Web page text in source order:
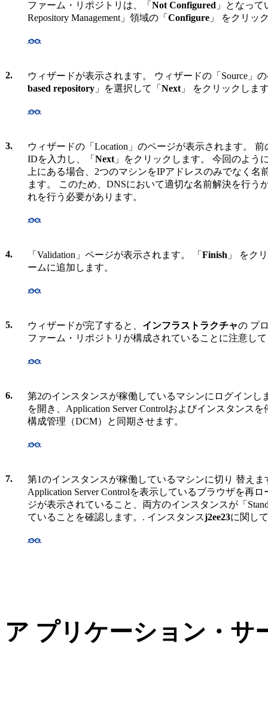
ファーム・リポジトリは、「 Not Configured 」となって
Repository Management」領域の「 Configure 」 をクリッ
2.
ウィザードが表示されます。 ウィザードの「Source」
based repository 」を選択して「 Next 」 をクリックしま
3.
ウィザードの「Location」のページが表示されます。
IDを入力し、「 Next 」をクリックします。 今回のよう
上にある場合、2つのマシンをIPアドレスのみでなく名
ます。 このため、DNSにおいて適切な名前解決を行う
れを行う必要があります。
4. 「Validation」ページが表示されます。 「 Finish 」 をク
ームに追加します。
5. ウィザードが完了すると、 インフラストラクチャの プ
ファーム・リポジトリが構成されていることに注意し
6.
第2のインスタンスが稼働しているマシンにログインし
を開き、Application Server Controlおよびインスタンス
構成管理（DCM）と同期させます。
7.
第1のインスタンスが稼働しているマシンに切り 替えま
Application Server Controlを表示しているブラウザを再
ジが表示されていること、両方のインスタンスが「
ていることを確認します。 . インスタンスj2ee23に関し
ア プリケーション・サ